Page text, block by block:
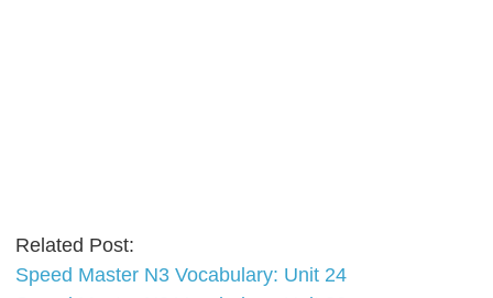
Related Post:
Speed Master N3 Vocabulary: Unit 24